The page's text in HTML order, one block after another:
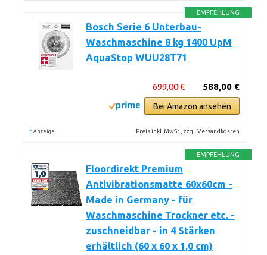
EMPFEHLUNG
Bosch Serie 6 Unterbau-
Waschmaschine 8 kg 1400 UpM
AquaStop WUU28T71
588,00 €
699,00 €
Bei Amazon ansehen
* Anzeige Preis inkl. MwSt., zzgl. Versandkosten
EMPFEHLUNG
Floordirekt Premium
Antivibrationsmatte 60x60cm -
Made in Germany - für
Waschmaschine Trockner etc. -
zuschneidbar - in 4 Stärken
erhältlich (60 x 60 x 1,0 cm)